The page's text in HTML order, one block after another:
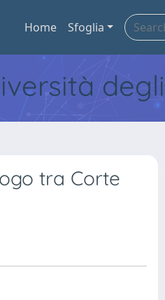
Home Sfoglia
tra Corte